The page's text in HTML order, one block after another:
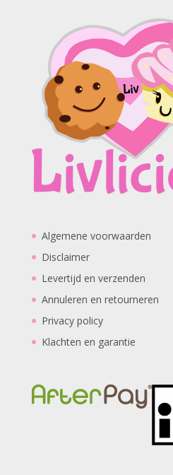
Algemene voorwaarden
Disclaimer
Levertijd en verzenden
Annuleren en retourneren
Privacy policy
Klachten en garantie